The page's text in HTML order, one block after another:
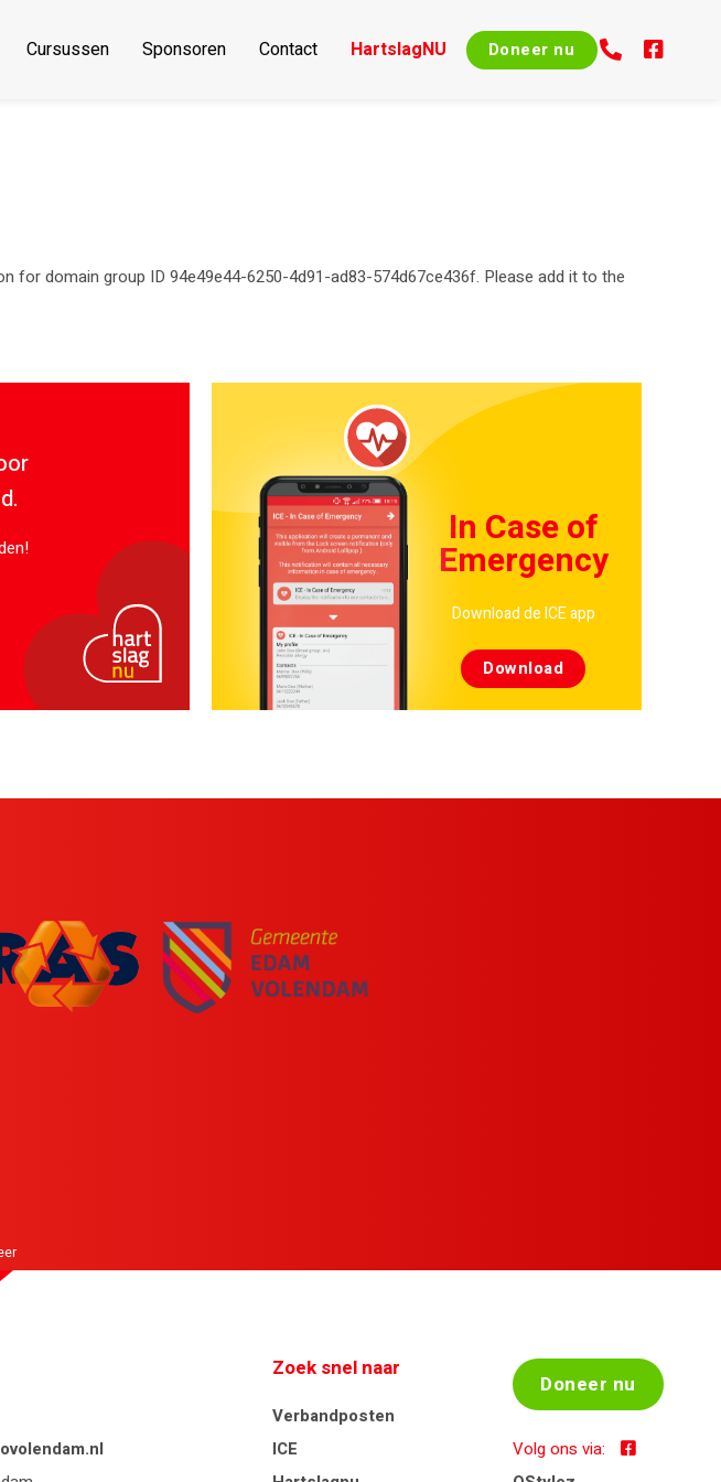
Cursussen Sponsoren Contact HartslagNU Doneer nu
for domain group ID 94e49e44-6250-4d91-ad83-574d67ce436f. Please add it to the
In Case of
Emergency
Download de ICE app
Download
Zoek snel naar
Verbandposten
ICE
Doneer nu
Volg ons via: